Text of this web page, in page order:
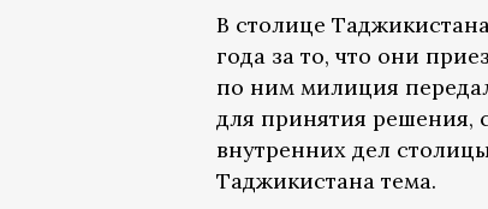
В столице
года за то, что они
по ним милиция
для принятия решения,
внутренних дел
Таджикистана тема.